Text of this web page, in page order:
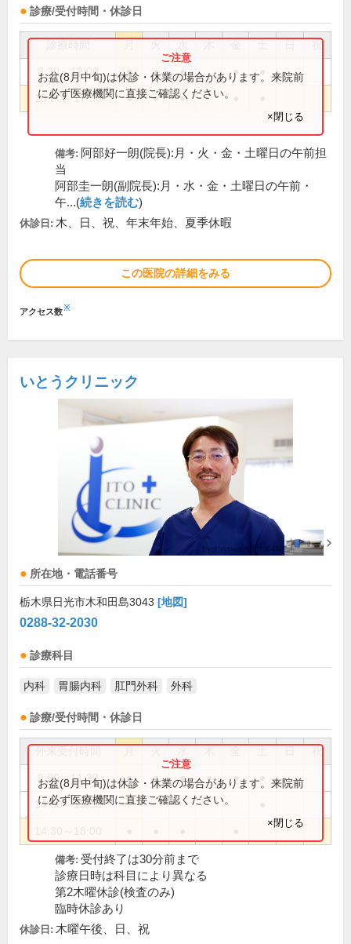
診療/受付時間・休診日
祝
8:30～12:00 ● ● ● ●
15:00～17:30 ● ● ●
お盆(8月中旬)は休診・休業の場合があります。来院前
に必ず医療機関に直接ご確認ください。
×閉じる
備考: 阿部好一朗(院長):月・火・金・土曜日の午前担
当
阿部圭一朗(副院長):月・水・金・土曜日の午前・
午...(続きを読む)
休診日: 木、日、祝、年末年始、夏季休暇
この医院の詳細をみる
アクセス数※
いとうクリニック
所在地・電話番号
栃木県日光市木和田島3043 [地図]
0288-32-2030
診療科目
内科 胃腸内科 肛門外科 外科
診療/受付時間・休診日
祝
9:00～11:30 ● ● ● ● ●
14:00～15:30
お盆(8月中旬)は休診・休業の場合があります。来院前
に必ず医療機関に直接ご確認ください。
×閉じる
備考: 受付終了は30分前まで
診療日時は科目により異なる
第2木曜休診(検査のみ)
臨時休診あり
休診日: 木曜午後、日、祝